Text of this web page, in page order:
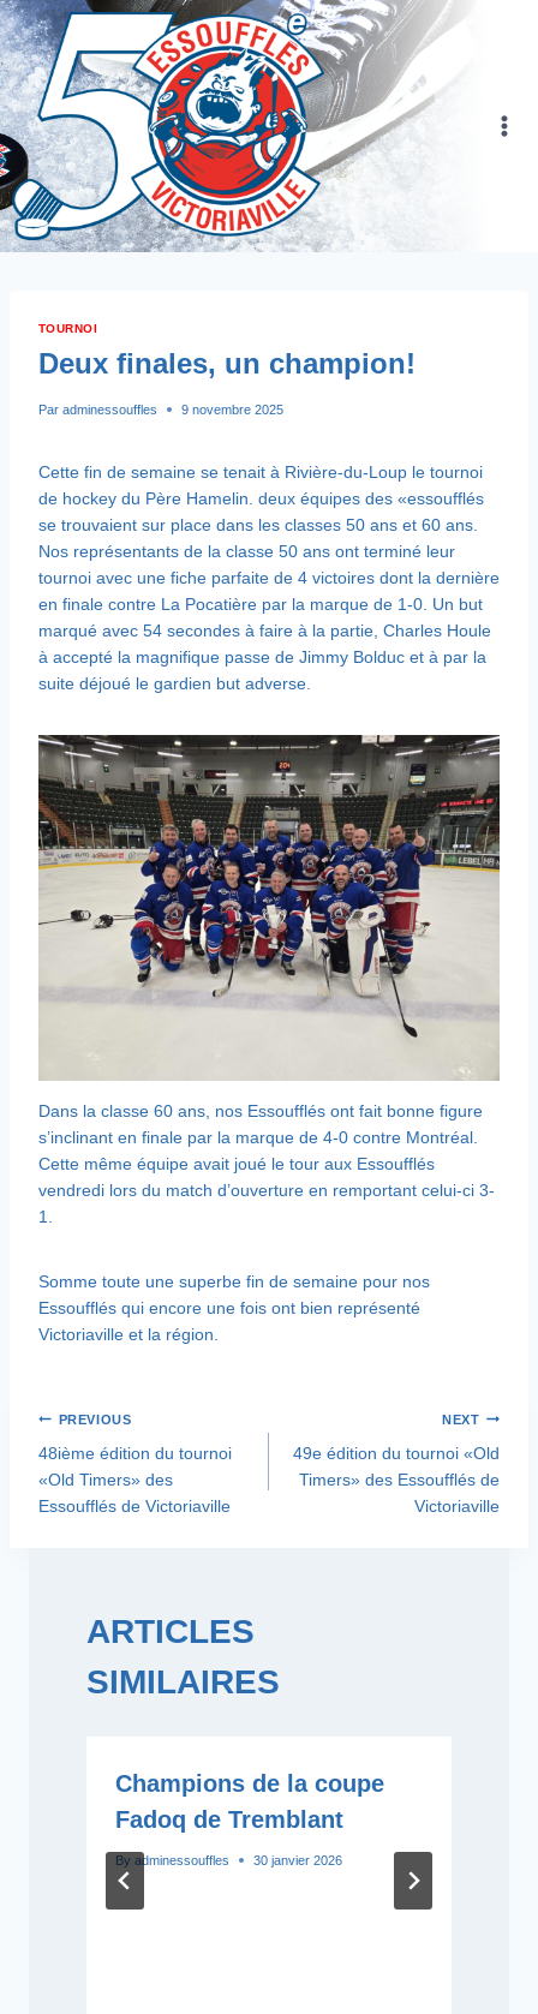
Skip
to
content
TOURNOI
Deux finales, un champion!
Par adminessouffles 9 novembre 2025
Cette fin de semaine se tenait à Rivière-du-Loup le tournoi
de hockey du Père Hamelin. deux équipes des «essoufflés
se trouvaient sur place dans les classes 50 ans et 60 ans.
Nos représentants de la classe 50 ans ont terminé leur
tournoi avec une fiche parfaite de 4 victoires dont la dernière
en finale contre La Pocatière par la marque de 1-0. Un but
marqué avec 54 secondes à faire à la partie, Charles Houle
à accepté la magnifique passe de Jimmy Bolduc et à par la
suite déjoué le gardien but adverse.
Dans la classe 60 ans, nos Essoufflés ont fait bonne figure
s’inclinant en finale par la marque de 4-0 contre Montréal.
Cette même équipe avait joué le tour aux Essoufflés
vendredi lors du match d’ouverture en remportant celui-ci 3-
1.
Somme toute une superbe fin de semaine pour nos
Essoufflés qui encore une fois ont bien représenté
Victoriaville et la région.
Navigation
de
PREVIOUS
48ième édition du tournoi
«Old Timers» des
Essoufflés de Victoriaville
NEXT
49e édition du tournoi «Old
Timers» des Essoufflés de
Victoriaville
ARTICLES
SIMILAIRES
Champions de la coupe
Fadoq de Tremblant
By adminessouffles 30 janvier 2026